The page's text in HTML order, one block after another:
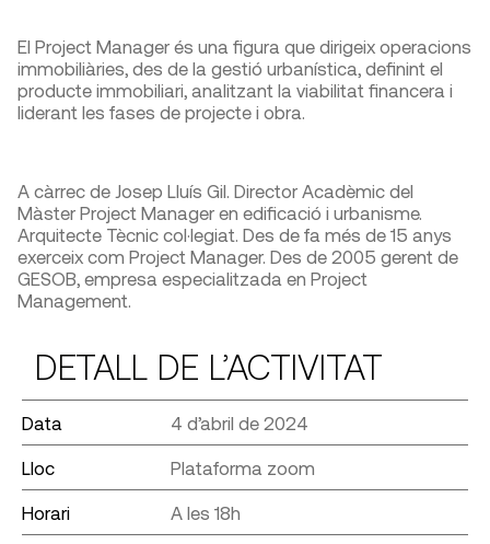
El Project Manager és una figura que dirigeix operacions
immobiliàries, des de la gestió urbanística, definint el
producte immobiliari, analitzant la viabilitat financera i
liderant les fases de projecte i obra.
A càrrec de Josep Lluís Gil. Director Acadèmic del
Màster Project Manager en edificació i urbanisme.
Arquitecte Tècnic col·legiat. Des de fa més de 15 anys
exerceix com Project Manager. Des de 2005 gerent de
GESOB, empresa especialitzada en Project
Management.
DETALL DE L’ACTIVITAT
Data 4 d’abril de 2024
Lloc Plataforma zoom
Horari A les 18h